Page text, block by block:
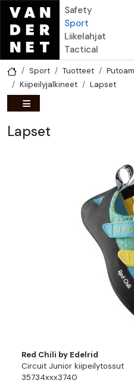
Hyppää pääsisältöön
Safety
Sport
Liikelahjat
Tactical
Sport Tuotteet
Kiipeilyjalkineet
Lapset
Lapset
Red Chili by Edelrid
Circuit Junior kiipeilytossut
35734xxx3740